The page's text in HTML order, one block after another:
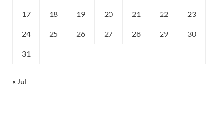
17 18 19 20 21 22 23
24 25 26 27 28 29 30
31
« Jul